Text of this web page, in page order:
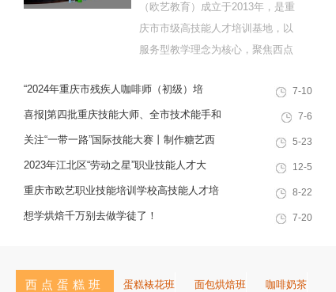
（欧艺教育）成立于2013年，是重
庆市市级高技能人才培训基地，以
服务型教学理念为核心，聚焦西点
十余载，致力于培养兼具社会责任
感与创新思维的复合型行业高技能
人才，是集技能培训、证书认定、
“2024年重庆市残疾人咖啡师（初级）培
训”职业技能提升计划活动
7-10
喜报|第四批重庆技能大师、全市技术能手和
巴渝青年技能之星名单出炉，重庆欧艺职业
技能培训学校技能人才榜上有名！
7-6
关注“一带一路”国际技能大赛丨制作糖艺西
点，看手艺更考验审美
5-23
2023年江北区“劳动之星”职业技能人才大
赛，我校选手荣获互联网营销师第一名
12-5
重庆市欧艺职业技能培训学校高技能人才培
训基地建设专家指导会会议简报
8-22
想学烘焙千万别去做学徒了！ 7-20
西点蛋糕班 蛋糕裱花班 面包烘焙班 咖啡奶茶